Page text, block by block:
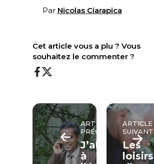
Par Nicolas Ciarapica
Cet article vous a plu ? Vous
souhaitez le commenter ?
ARTICLE
PRÉCÉDENT
J’allais
à
ARTICLE
SUIVANT
Les
loisirs